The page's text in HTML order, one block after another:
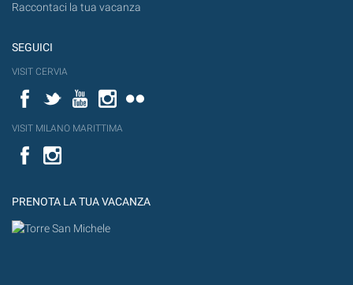
Raccontaci la tua vacanza
SEGUICI
VISIT CERVIA
FacebookTwitterYouTubeInstagram
VISIT MILANO MARITTIMA
Facebook
PRENOTA LA TUA VACANZA